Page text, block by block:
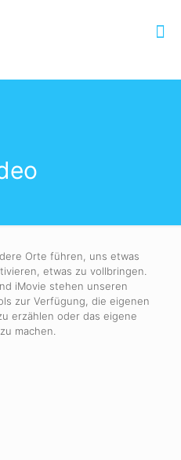
Orte führen, uns etwas
etwas zu vollbringen.
iMovie stehen unseren
zur Verfügung, die eigenen
erzählen oder das eigene
machen.